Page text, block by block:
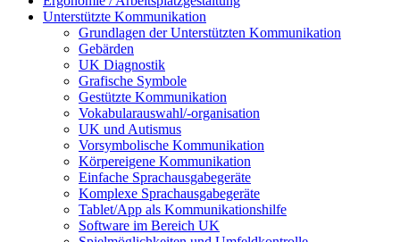
Unterstützte Kommunikation
Grundlagen der Unterstützten Kommunikation
Gebärden
UK Diagnostik
Grafische Symbole
Gestützte Kommunikation
Vokabularauswahl/-organisation
UK und Autismus
Vorsymbolische Kommunikation
Körpereigene Kommunikation
Einfache Sprachausgabegeräte
Komplexe Sprachausgabegeräte
Tablet/App als Kommunikationshilfe
Software im Bereich UK